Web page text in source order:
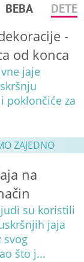
BEBA DETE
-
od konca
jaje
poklončiće za
ZAJEDNO
na
su koristili
jaja
svog
što j...